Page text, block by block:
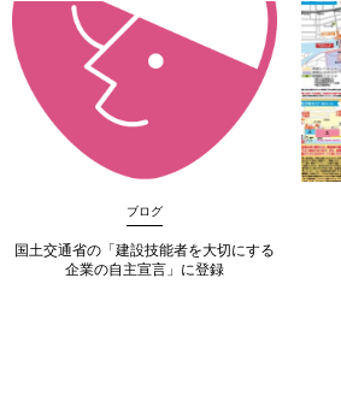
ブログ
国土交通省の「建設技能者を大切にする
企業の自主宣言」に登録